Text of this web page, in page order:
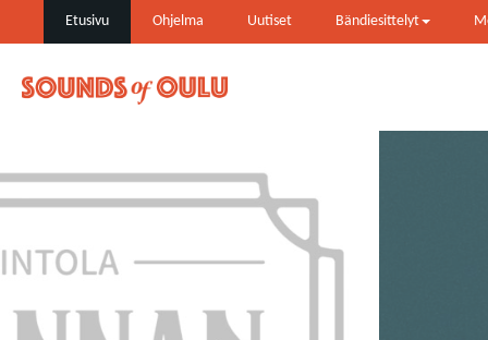
Etusivu Ohjelma Uutiset Bändiesittelyt